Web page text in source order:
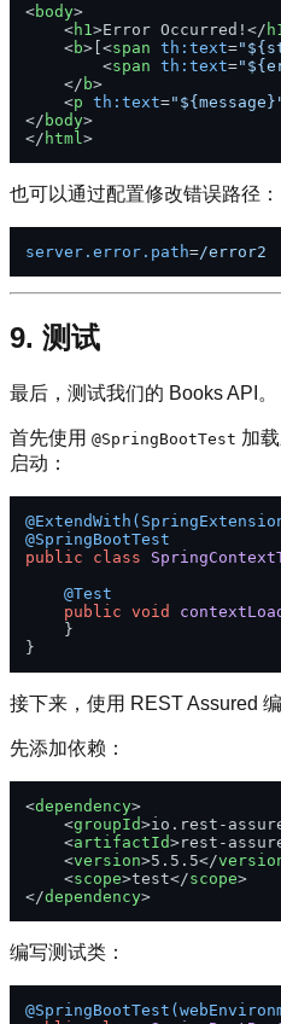
<body>
<h1>Error Occurred! </
<b> <span th:text=
<span th:text=
</ b>
<p th:text=
</ body>
</ html>
也可以通过配置修改错误路径：
server.error.path=/error2
9. 测试
最后，测试我们的 Books API。
首先使用 @SpringBootTest 加
启动：
@SpringBootTest
public
class
@Test
public void
    }
接下来，使用 REST Assured
先添加依赖：
<dependency>
<groupId>io.rest-
<artifactId>rest-
<version>5.5.5</
<scope>test</scope>
</dependency>
编写测试类：